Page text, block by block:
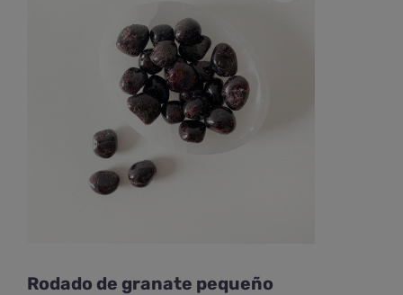
Rodado de granate pequeño